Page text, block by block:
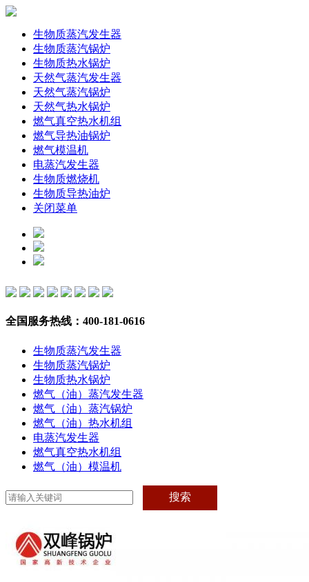
生物质蒸汽发生器
生物质蒸汽锅炉
生物质热水锅炉
天然气蒸汽发生器
天然气蒸汽锅炉
天然气热水锅炉
燃气真空热水机组
燃气导热油锅炉
燃气模温机
电蒸汽发生器
生物质燃烧机
生物质导热油炉
关闭菜单
全国服务热线：400-181-0616
生物质蒸汽发生器
生物质蒸汽锅炉
生物质热水锅炉
燃气（油）蒸汽发生器
燃气（油）蒸汽锅炉
燃气（油）热水机组
电蒸汽发生器
燃气真空热水机组
燃气（油）模温机